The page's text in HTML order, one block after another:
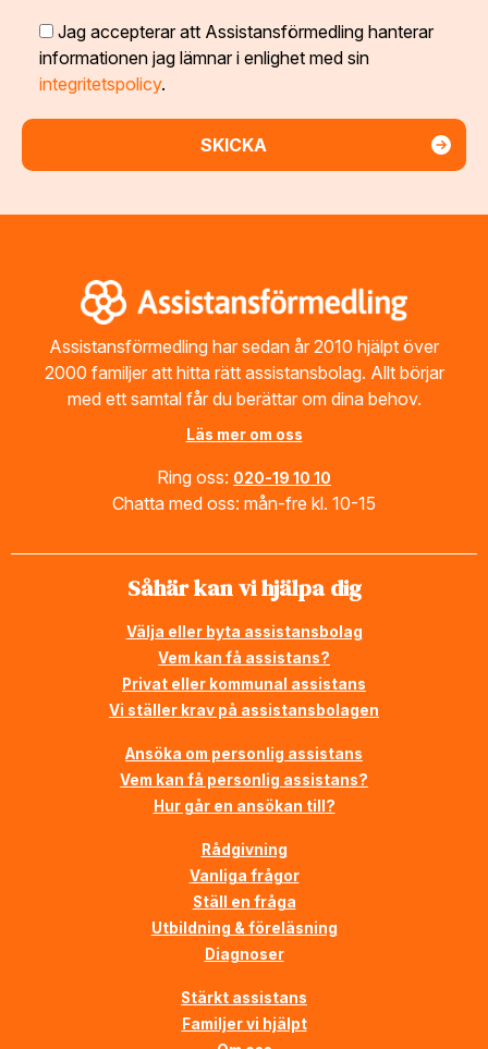
Jag accepterar att Assistansförmedling hanterar
informationen jag lämnar i enlighet med sin
integritetspolicy.
Assistansförmedling har sedan år 2010 hjälpt över
2000 familjer att hitta rätt assistansbolag. Allt börjar
med ett samtal får du berättar om dina behov.
Läs mer om oss
Ring oss: 020-19 10 10
Chatta med oss: mån-fre kl. 10-15
Såhär kan vi hjälpa dig
Välja eller byta assistansbolag
Vem kan få assistans?
Privat eller kommunal assistans
Vi ställer krav på assistansbolagen
Ansöka om personlig assistans
Vem kan få personlig assistans?
Hur går en ansökan till?
Rådgivning
Vanliga frågor
Ställ en fråga
Utbildning & föreläsning
Diagnoser
Stärkt assistans
Familjer vi hjälpt